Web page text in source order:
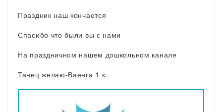
Праздник наш кончается
Спасибо что были вы с нами
На праздничном нашем дошкольном канале
Танец желаю-Ваенга 1 к.